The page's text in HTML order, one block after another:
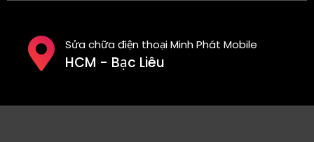
Sửa chữa điện thoại Minh Phát Mobile
HCM - Bạc Liêu